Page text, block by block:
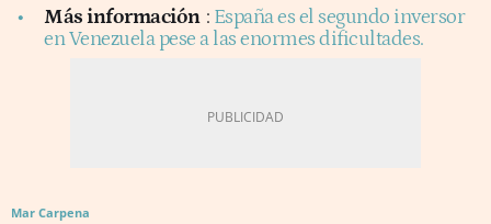
Más información : España es el segundo inversor
en Venezuela pese a las enormes dificultades.
Mar Carpena